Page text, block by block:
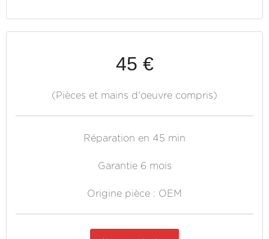
45 €
(Pièces et mains d'oeuvre compris)
Réparation en 45 min
Garantie 6 mois
Origine pièce : OEM